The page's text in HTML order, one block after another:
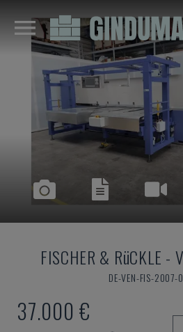
FISCHER & RüCKLE -
DE-VEN-FIS-2007-
37.000 €